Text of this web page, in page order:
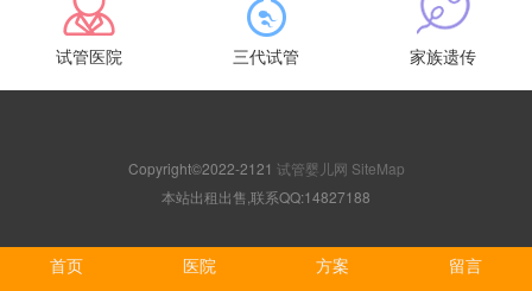
试管医院 三代试管 家族遗传
Copyright©2022-2121 试管婴儿网 SiteMap
本站出租出售,联系QQ:14827188
首页 医院 方案 留言